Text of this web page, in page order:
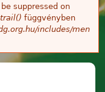
suppressed on
függvényben
includes/men